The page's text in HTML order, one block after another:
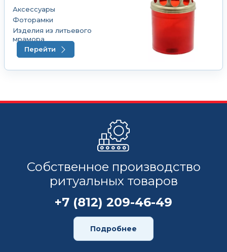
Аксессуары
Фоторамки
Изделия из литьевого
мрамора
Перейти
Собственное производство
ритуальных товаров
+7 (812) 209-46-49
Подробнее